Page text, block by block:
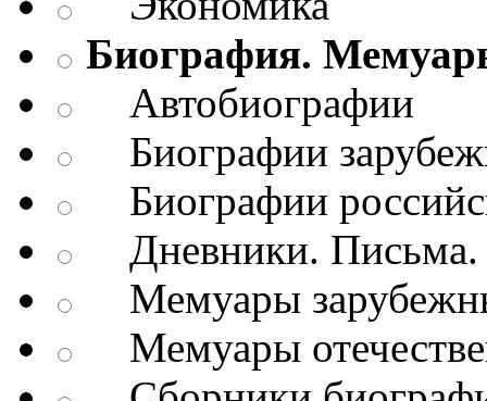
Биография.
Автобиографии
Биографии
Биографии
Дневники. Письма.
Мемуары
Мемуары